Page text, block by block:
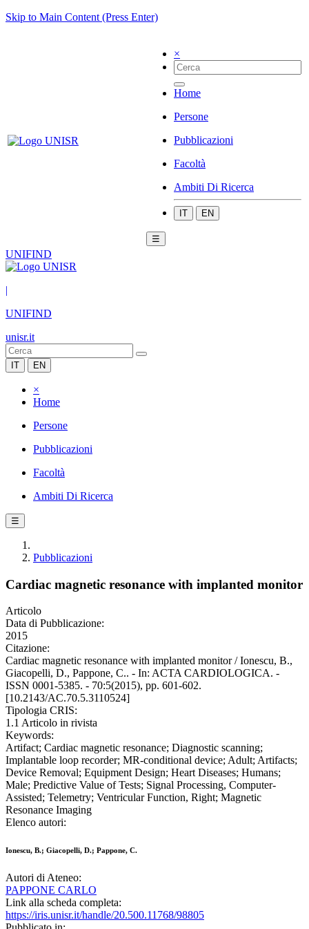
Skip to Main Content (Press Enter)
×
Home
Persone
Pubblicazioni
Facoltà
Ambiti Di Ricerca
IT EN
☰
UNIFIND
|
UNIFIND
unisr.it
IT EN
×
Home
Persone
Pubblicazioni
Facoltà
Ambiti Di Ricerca
☰
Pubblicazioni
Cardiac magnetic resonance with implanted monitor
Articolo
Data di Pubblicazione:
2015
Citazione:
Cardiac magnetic resonance with implanted monitor / Ionescu, B.,
Giacopelli, D., Pappone, C.. - In: ACTA CARDIOLOGICA. -
ISSN 0001-5385. - 70:5(2015), pp. 601-602.
[10.2143/AC.70.5.3110524]
Tipologia CRIS:
1.1 Articolo in rivista
Keywords:
Artifact; Cardiac magnetic resonance; Diagnostic scanning;
Implantable loop recorder; MR-conditional device; Adult; Artifacts;
Device Removal; Equipment Design; Heart Diseases; Humans;
Male; Predictive Value of Tests; Signal Processing, Computer-
Assisted; Telemetry; Ventricular Function, Right; Magnetic
Resonance Imaging
Elenco autori:
Ionescu, B.; Giacopelli, D.; Pappone, C.
Autori di Ateneo:
PAPPONE CARLO
Link alla scheda completa:
https://iris.unisr.it/handle/20.500.11768/98805